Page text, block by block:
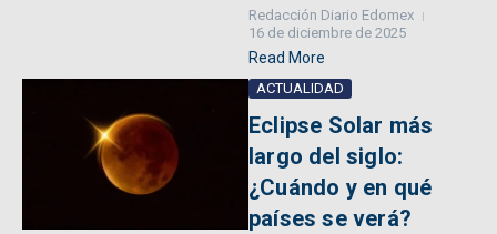
Redacción Diario Edomex
16 de diciembre de 2025
Read More
ACTUALIDAD
Eclipse Solar más
largo del siglo:
¿Cuándo y en qué
países se verá?